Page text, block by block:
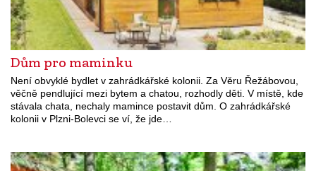
Dům pro maminku
Není obvyklé bydlet v zahrádkářské kolonii. Za Věru Řežábovou,
věčně pendlující mezi bytem a chatou, rozhodly děti. V místě, kde
stávala chata, nechaly mamince postavit dům. O zahrádkářské
kolonii v Plzni-Bolevci se ví, že jde…